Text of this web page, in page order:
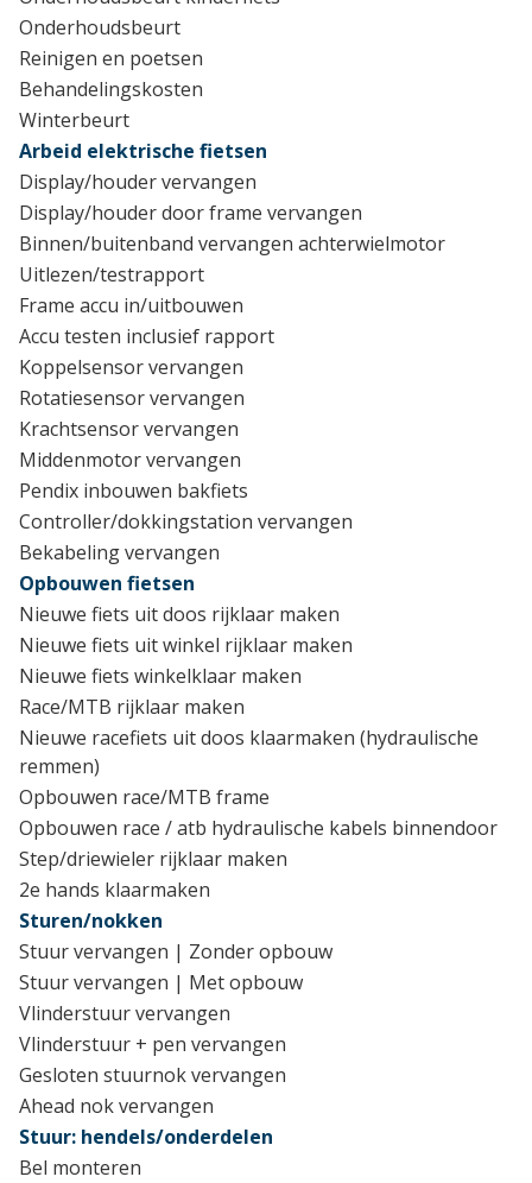
Onderhoudsbeurt
Reinigen en poetsen
Behandelingskosten
Winterbeurt
Arbeid elektrische fietsen
Display/houder vervangen
Display/houder door frame vervangen
Binnen/buitenband vervangen achterwielmotor
Uitlezen/testrapport
Frame accu in/uitbouwen
Accu testen inclusief rapport
Koppelsensor vervangen
Rotatiesensor vervangen
Krachtsensor vervangen
Middenmotor vervangen
Pendix inbouwen bakfiets
Controller/dokkingstation vervangen
Bekabeling vervangen
Opbouwen fietsen
Nieuwe fiets uit doos rijklaar maken
Nieuwe fiets uit winkel rijklaar maken
Nieuwe fiets winkelklaar maken
Race/MTB rijklaar maken
Nieuwe racefiets uit doos klaarmaken (hydraulische
remmen)
Opbouwen race/MTB frame
Opbouwen race / atb hydraulische kabels binnendoor
Step/driewieler rijklaar maken
2e hands klaarmaken
Sturen/nokken
Stuur vervangen | Zonder opbouw
Stuur vervangen | Met opbouw
Vlinderstuur vervangen
Vlinderstuur + pen vervangen
Gesloten stuurnok vervangen
Ahead nok vervangen
Stuur: hendels/onderdelen
Bel monteren